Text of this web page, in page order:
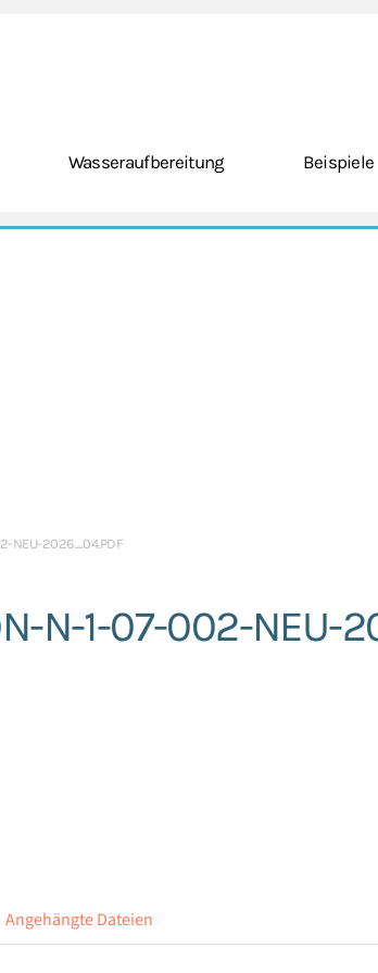
Wasseraufbereitung Beispiele
NEU-2026_04.PDF
N-1-07-002-NEU-
Angehängte Dateien